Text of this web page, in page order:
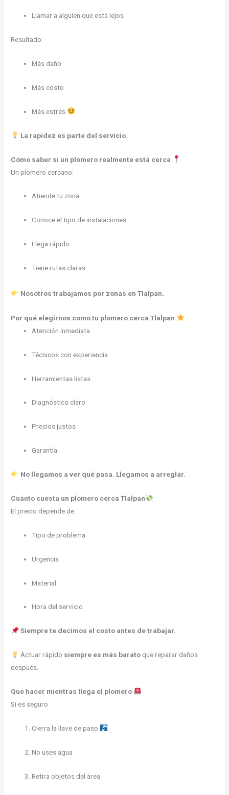
Llamar a alguien que está lejos
Resultado:
Más daño
Más costo
Más estrés
La rapidez es parte del servicio.
Cómo saber si un plomero realmente está cerca
Un plomero cercano:
Atiende tu zona
Conoce el tipo de instalaciones
Llega rápido
Tiene rutas claras
Nosotros trabajamos por zonas en Tlalpan.
Por qué elegirnos como tu plomero cerca Tlalpan
Atención inmediata
Técnicos con experiencia
Herramientas listas
Diagnóstico claro
Precios justos
Garantía
No llegamos a ver qué pasa. Llegamos a arreglar.
Cuánto cuesta un plomero cerca Tlalpan
El precio depende de:
Tipo de problema
Urgencia
Material
Hora del servicio
Siempre te decimos el costo antes de trabajar.
Actuar rápido siempre es más baratoque reparar daños
después.
Qué hacer mientras llega el plomero
Si es seguro:
Cierra la llave de paso
No uses agua
Retira objetos del área